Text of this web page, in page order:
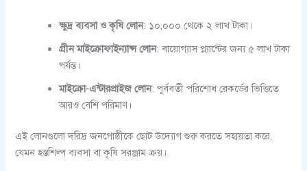
ক্ষুদ্র ব্যবসা ও কৃষি লোন: ১০,০০০ থেকে ২ লাখ টাকা।
গ্রীন মাইক্রোফাইন্যান্স লোন: বায়োগ্যাস প্ল্যান্টের জন্য ৫ লাখ টাকা
পর্যন্ত।
মাইক্রো-এন্টারপ্রাইজ লোন: পূর্ববর্তী পরিশোধ রেকর্ডের ভিত্তিতে
আরও বেশি পরিমাণ।
এই লোনগুলো দরিদ্র জনগোষ্ঠীকে ছোট উদ্যোগ শুরু করতে সহায়তা করে,
যেমন হস্তশিল্প ব্যবসা বা কৃষি সরঞ্জাম ক্রয়।